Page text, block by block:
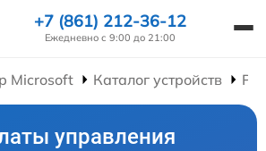
+7 (861) 212-36-12
Ежедневно с 9:00 до 21:00
Microsoft Каталог устройств
управления